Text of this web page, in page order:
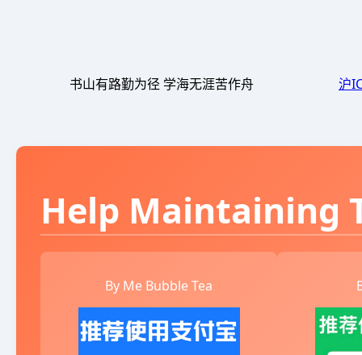
书山有路勤为径 学海无涯苦作舟 沪
Help Maintaining
By Me Bubble Tea